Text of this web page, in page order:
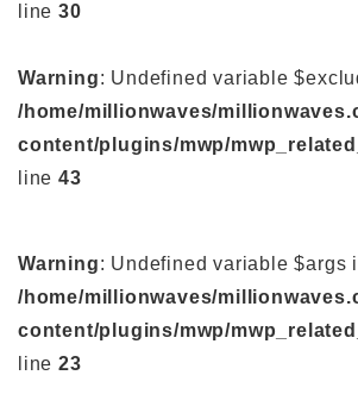
line 30
Warning: Undefined variable
/home/millionwaves/
content/plugins/mwp/
line 43
Warning: Undefined variable $args
/home/millionwaves/
content/plugins/mwp/
line 23